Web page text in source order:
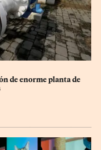
de enorme planta de